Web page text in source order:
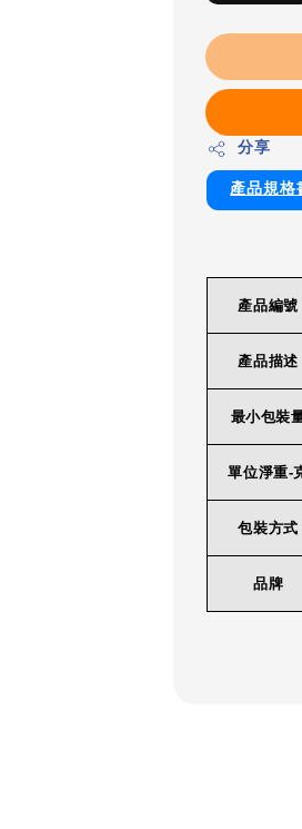
分享
產品規格
產品編號
產品描述
最小包裝
單位淨重-
包裝方式
品牌